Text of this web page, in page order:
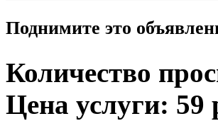
Поднимите это
Количество
Цена услуги: 59